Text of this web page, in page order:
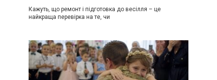
Кажуть, що ремонт і підготовка до весілля – це
найкраща перевірка на те, чи